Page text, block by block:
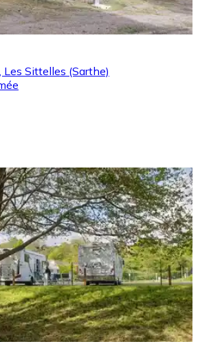
Sittelles (Sarthe)